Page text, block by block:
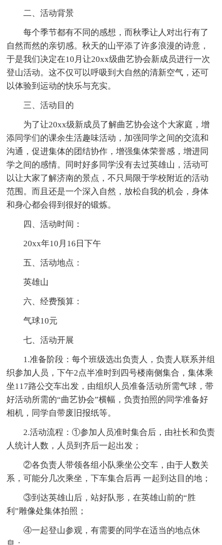
二、活动背景
每个季节都有不同的感想，而秋季让人对出行有了
自然而然的亲切感。秋天的山平添了许多浪漫的诗意，
于是我们决定在10月让20xx级曲艺协会新成员进行一次
登山活动。这不仅可以呼吸到大自然的清新空气，还可
以体验到运动的快乐与充实。
三、活动目的
为了让20xx级新成员了解曲艺协会这个大家庭，增
添同学们的课余生活趣味活动，加强同学之间的交流和
沟通，促进集体的团结协作，增强集体荣誉感，增进同
学之间的感情。同时好多同学没有去过英雄山，活动可
以让大家了解济南的景点，不只局限于学校附近的活动
范围。而且还是一个深入自然，放松自我的机会，身体
和身心都会得到很好的锻炼。
四、活动时间：
20xx年10月16日下午
五、活动地点：
英雄山
六、经费预算：
气球10元
七、活动开展
1.准备阶段：每个班级选出负责人，负责人联系并组
织参加人员，下午2点半准时到四号楼南侧集合，集体乘
坐117路公交车出发，由组织人员准备活动所需气球，带
好活动所需的“曲艺协会”横幅，负责拍照的同学准备好
相机，同学自带废旧报纸等。
2.活动流程：①参加人员准时集合后，由社长和负责
人统计人数，人员到齐后一起出发；
②各负责人带领各组小队乘坐公交车，由于人数关
系，可能分几次乘坐，下车集合后再 一起到达目的地；
③到达英雄山后，站好队形，在英雄山前的“胜
利”雕像处集体拍照；
④一起登山参观，有需要的同学在适当的地点休